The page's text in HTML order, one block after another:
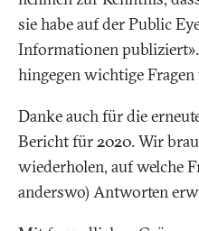
sie habe auf der Public
Informationen
hingegen wichtige
Danke auch für die
Bericht für 2020. Wir
wiederholen, auf welche
anderswo) Antworten